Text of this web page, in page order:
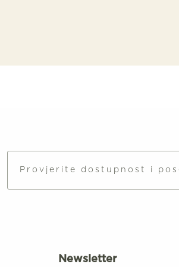
Provjerite dostupnost i
Newsletter